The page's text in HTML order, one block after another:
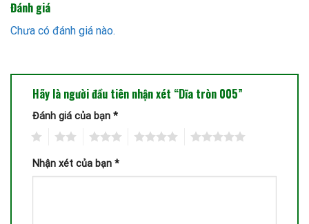
Đánh giá
Chưa có đánh giá nào.
Hãy là người đầu tiên nhận xét “Dĩa tròn 005”
Đánh giá của bạn *
Nhận xét của bạn *